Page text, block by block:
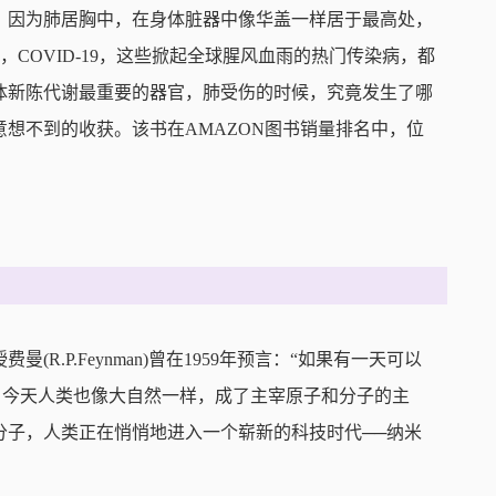
为肺居胸中，在身体脏器中像华盖一样居于最高处，
COVID-19，这些掀起全球腥风血雨的热门传染病，都
陈代谢最重要的器官，肺受伤的时候，究竟发生了哪
不到的收获。该书在AMAZON图书销量排名中，位
曼(R.P.Feynman)曾在1959年预言：“如果有一天可以
天人类也像大自然一样，成了主宰原子和分子的主
，人类正在悄悄地进入一个崭新的科技时代──纳米